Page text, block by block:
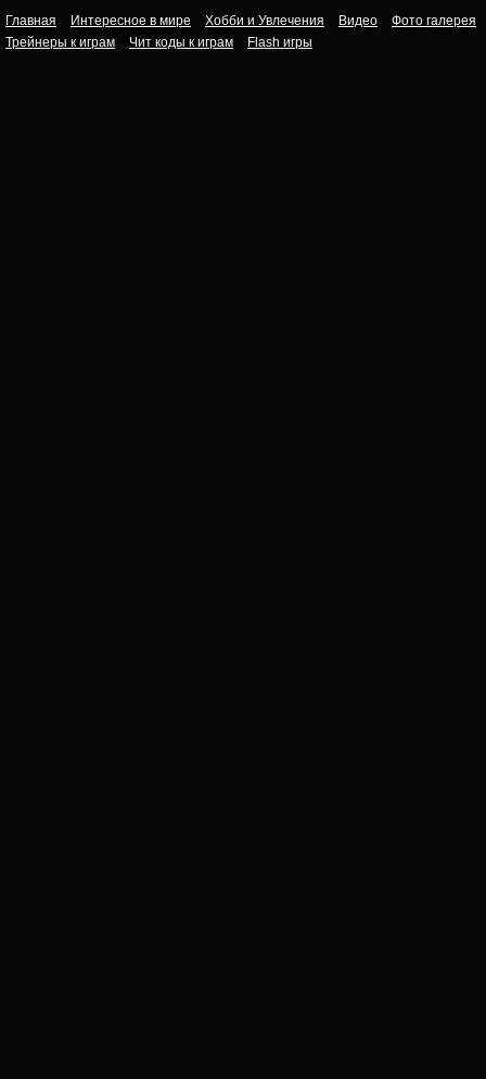
Главная Интересное в мире Хобби и Увлечения Видео
Фото галерея
Трейнеры к играм
Чит коды к играм Flash игры